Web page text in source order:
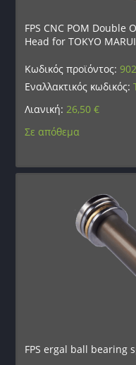
FPS CNC POM Double
Head for TOKYO
Κωδικός προϊόντος:
Εναλλακτικός κωδικός:
Λιανική:26,50€
Σε απόθεμα
FPS ergal ball bearing